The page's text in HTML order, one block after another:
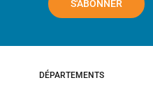
S'ABONNER
DÉPARTEMENTS